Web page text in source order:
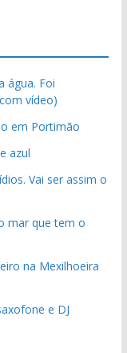
água. Foi
vídeo)
em Portimão
azul
Vai ser assim o
mar que tem o
na Mexilhoeira
e DJ